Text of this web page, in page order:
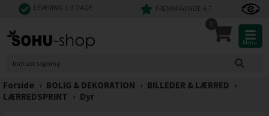
LEVERING 1-3 DAGE FREMRAGENDE 4,7
0
Menu
Forside › BOLIG & DEKORATION › BILLEDER & LÆRRED ›
LÆRREDSPRINT › Dyr